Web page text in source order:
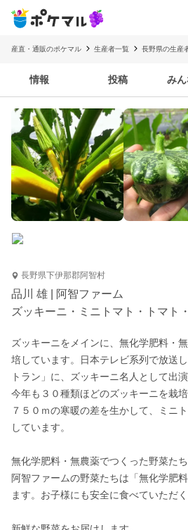
産直・通販のポケマル 生産者一覧 長野県の生産
情報 投稿 み
長野県下伊那郡阿智村
品川 雄 | 阿智ファーム
ズッキーニ・ミニトマト・トマト
ズッキーニをメインに、無化学肥料・
培しています。日本テレビ系列で放送
トラン」に、ズッキーニ名人として出
今年も３０種類ほどのズッキーニを栽
７５０ｍの寒暖の差を生かして、ミニ
しています。
無化学肥料・無農薬でつくった野菜たち
阿智ファームの野菜たちは「無化学肥
ます。お子様にも安全に食べていただ